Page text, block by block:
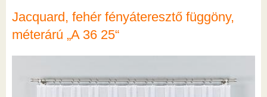
Jacquard, fehér fényáteresztő függöny,
méterárú „A 36 25“